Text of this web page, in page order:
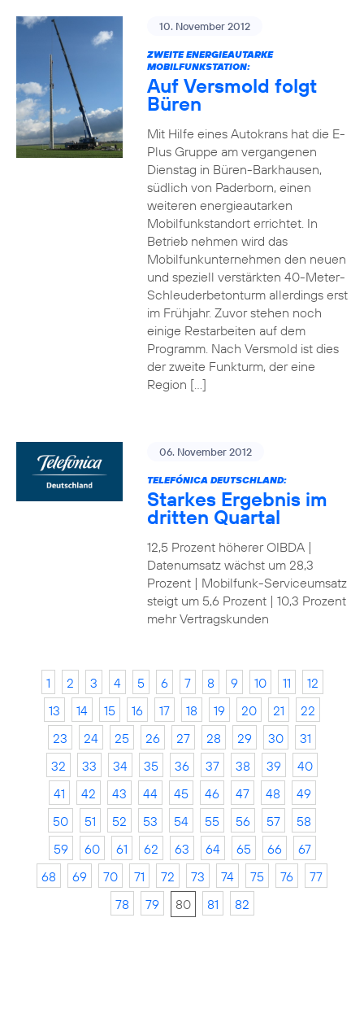
10. November 2012
ZWEITE ENERGIEAUTARKE
MOBILFUNKSTATION:
Auf Versmold folgt
Büren
Mit Hilfe eines Autokrans hat die E-
Plus Gruppe am vergangenen
Dienstag in Büren-Barkhausen,
südlich von Paderborn, einen
weiteren energieautarken
Mobilfunkstandort errichtet. In
Betrieb nehmen wird das
Mobilfunkunternehmen den neuen
und speziell verstärkten 40-Meter-
Schleuderbetonturm allerdings erst
im Frühjahr. Zuvor stehen noch
einige Restarbeiten auf dem
Programm. Nach Versmold ist dies
der zweite Funkturm, der eine
Region […]
06. November 2012
TELEFÓNICA DEUTSCHLAND:
Starkes Ergebnis im
dritten Quartal
12,5 Prozent höherer OIBDA |
Datenumsatz wächst um 28,3
Prozent | Mobilfunk-Serviceumsatz
steigt um 5,6 Prozent | 10,3 Prozent
mehr Vertragskunden
1 2 3 4 5 6 7 8 9 10 11
12
13
14 15 16 17 18 19 20 21
22
23
24 25 26 27 28 29 30
31
32
33 34 35 36 37 38 39
40
41
42 43 44 45 46 47 48
49
50
51 52 53 54 55 56 57
58
59
60 61 62 63 64 65 66
67
68
69 70 71 72 73 74 75 76
77
78
79 80 81 82